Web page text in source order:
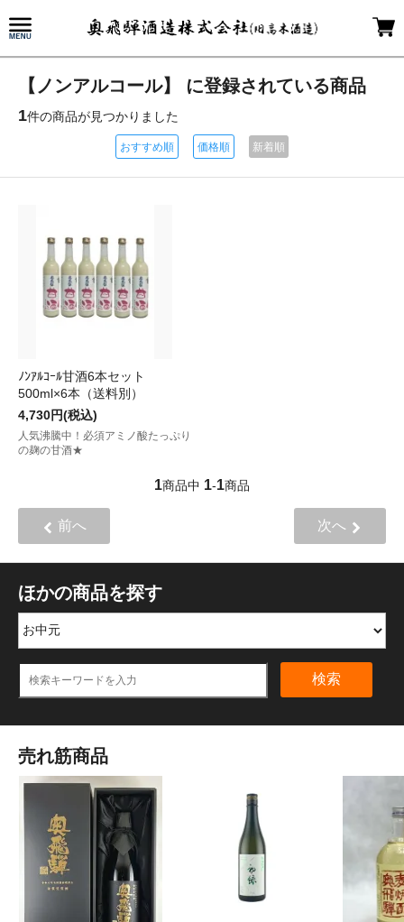
【ノンアルコール】 に登録されている商品
1件の商品が見つかりました
おすすめ順 価格順 新着順
ﾉﾝｱﾙｺｰﾙ甘酒6本セット
500ml×6本（送料別）
4,730円(税込)
人気沸騰中！必須アミノ酸たっぷり
の麹の甘酒★
1商品中 1-1商品
前へ 次へ
ほかの商品を探す
検索
売れ筋商品